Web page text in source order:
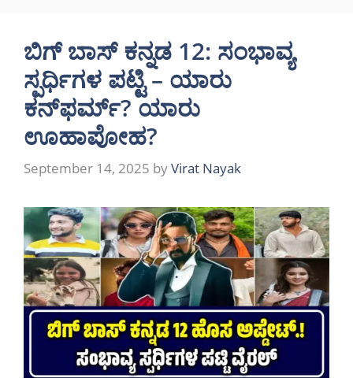
ಬಿಗ್ ಬಾಸ್ ಕನ್ನಡ 12: ಸಂಭಾವ್ಯ
ಸ್ಪರ್ಧಿಗಳ ಪಟ್ಟಿ – ಯಾರು
ಕನ್‌ಫರ್ಮ್? ಯಾರು
ಊಹಾಪೋಹ?
September 14, 2025 byVirat Nayak